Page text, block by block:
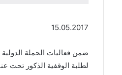
15.05.2017
لطلبة الوقفية الذكور تحت